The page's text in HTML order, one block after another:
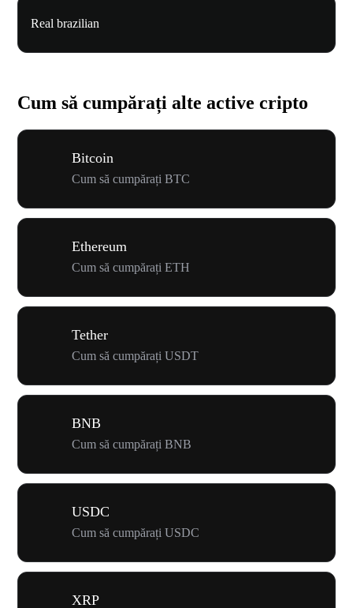
Real brazilian
Cum să cumpărați alte active cripto
Bitcoin
Cum să cumpărați BTC
Ethereum
Cum să cumpărați ETH
Tether
Cum să cumpărați USDT
BNB
Cum să cumpărați BNB
USDC
Cum să cumpărați USDC
XRP